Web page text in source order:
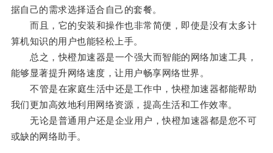
据自己的需求选择适合自己的套餐。
而且，它的安装和操作也非常简便，即使是没有太多计
算机知识的用户也能轻松上手。
总之，快橙加速器是一个强大而智能的网络加速工具，
能够显著提升网络速度，让用户畅享网络世界。
不管是在家庭生活中还是工作中，快橙加速器都能帮助
我们更加高效地利用网络资源，提高生活和工作效率。
无论是普通用户还是企业用户，快橙加速器都是您不可
或缺的网络助手。